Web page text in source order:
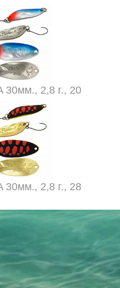
30мм., 2,8 г., 20
30мм., 2,8 г., 28